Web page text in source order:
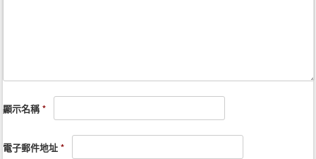
顯示名稱*
電子郵件地址*